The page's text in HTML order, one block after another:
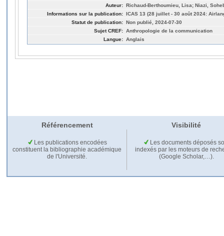
Auteur: Richaud-Berthoumieu, Lisa; Niazi,
Informations sur la publication: ICAS 13 (28 juillet - 30 août 2024:
Statut de publication: Non publié, 2024-07-30
Sujet CREF: Anthropologie de la communication
Langue: Anglais
Référencement Visibilité
Les publications encodées
constituent la bibliographie académique
de l'Université.
Les documents déposés
indexés par les moteurs de
(Google Scholar,…).